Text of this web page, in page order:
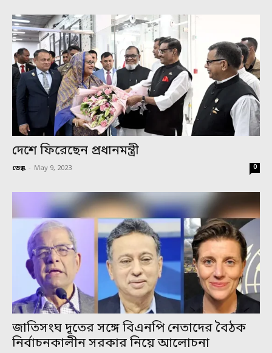
দেশে ফিরেছেন প্রধানমন্ত্রী
ডেস্ক - May 9, 2023 0
জাতিসংঘ দূতের সঙ্গে বিএনপি নেতাদের বৈঠক
নির্বাচনকালীন সরকার নিয়ে আলোচনা